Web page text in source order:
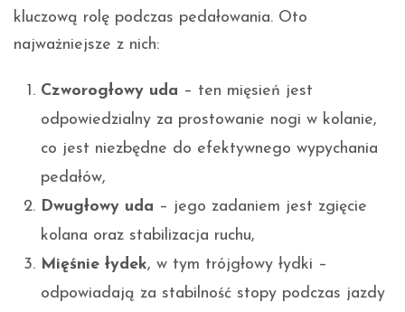
kluczową rolę podczas pedałowania. Oto
najważniejsze z nich:
Czworogłowy uda – ten mięsień jest
odpowiedzialny za prostowanie nogi w kolanie,
co jest niezbędne do efektywnego wypychania
pedałów,
Dwugłowy uda – jego zadaniem jest zgięcie
kolana oraz stabilizacja ruchu,
Mięśnie łydek, w tym trójgłowy łydki –
odpowiadają za stabilność stopy podczas jazdy